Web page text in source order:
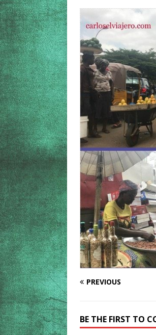
[ 9
[
[
[
PREVIOUS
BE THE FIRST TO